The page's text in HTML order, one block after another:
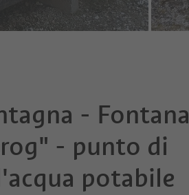
- Fontana
- punto di
potabile